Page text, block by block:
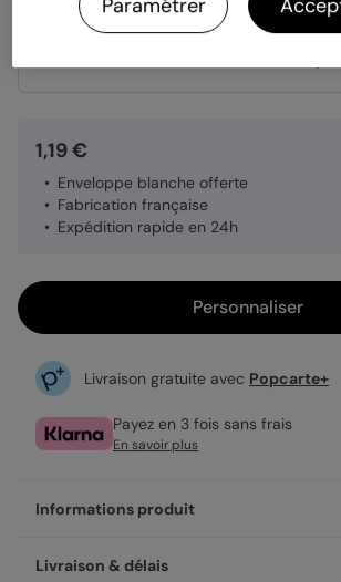
1,19 €
Enveloppe blanche offerte
Fabrication française
Expédition rapide en 24h
Personnaliser
Livraison gratuite avec Popcarte+
Payez en 3 fois sans frais
En savoir plus
Informations produit
Personnalisez votre invitation anniversaire
Livraison & délais
Paramétrer